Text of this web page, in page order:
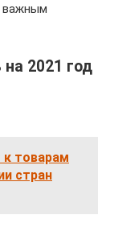
важным
2021 год
товарам
стран